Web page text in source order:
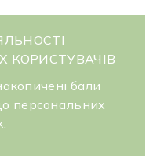
КОРИСТУВАЧІВ
бали
персональних